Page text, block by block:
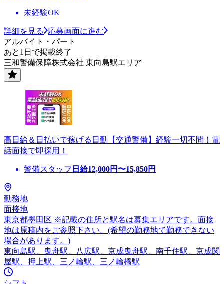
未経験OK
詳細を見る
応募画面に進む
アルバイト・パート
あと1日で掲載終了
三和警備保障株式会社 東向島駅エリア
高日給＆日払いで稼げる日勤【交通警備】経験一切不問！電
話面接で即採用！
警備スタッフ 日給12,000円〜15,850円
勤務地
面接地
東京都墨田区 ※記載の住所と駅名は募集エリアです。面接
地は原稿内をご参照下さい。(希望の勤務地で勤務できない
場合があります。)
東向島駅、曳舟駅、八広駅、京成曳舟駅、南千住駅、京成関
屋駅、押上駅、三ノ輪駅、三ノ輪橋駅